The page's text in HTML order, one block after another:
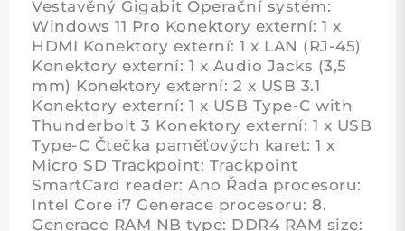
Vestavěný Gigabit Operační systém:
Windows 11 Pro Konektory externí: 1 x
HDMI Konektory externí: 1 x LAN (RJ-45)
Konektory externí: 1 x Audio Jacks (3,5
mm) Konektory externí: 2 x USB 3.1
Konektory externí: 1 x USB Type-C with
Thunderbolt 3 Konektory externí: 1 x USB
Type-C Čtečka paměťových karet: 1 x
Micro SD Trackpoint: Trackpoint
SmartCard reader: Ano Řada procesoru:
Intel Core i7 Generace procesoru: 8.
Generace RAM NB type: DDR4 RAM size: